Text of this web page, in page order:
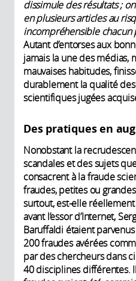
dissimule des résultats ;
en plusieurs articles au
incompréhensible chacun
Autant d’entorses aux
jamais la une des médias,
mauvaises habitudes,
durablement la qualité
scientifiques jugées
Des pratiques en
Nonobstant la
scandales et des sujets
consacrent à la fraude
fraudes, petites ou
surtout, est-elle
avant l’essor d’Internet,
Baruffaldi étaient
200 fraudes avérées
par des chercheurs dans
40 disciplines différentes.